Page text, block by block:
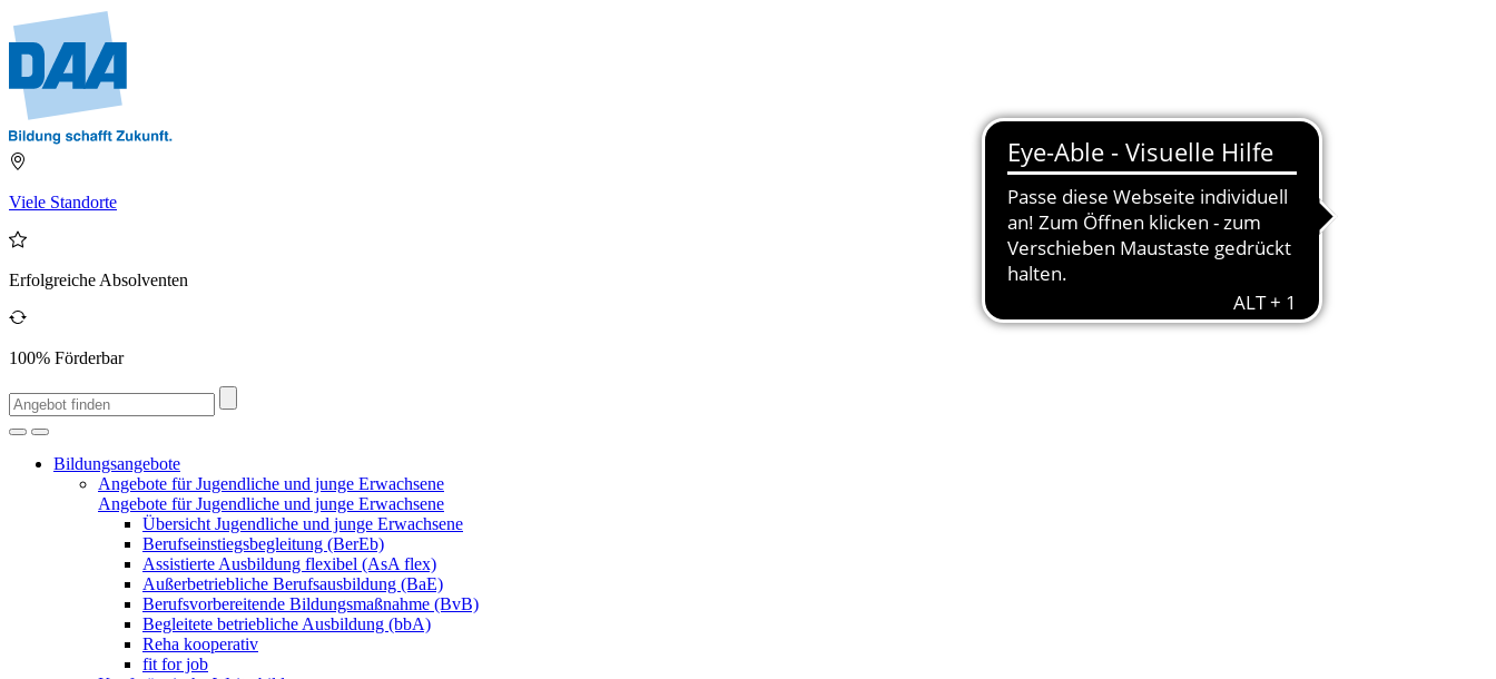
Viele Standorte
Erfolgreiche Absolventen
100% Förderbar
Bildungsangebote
Angebote für Jugendliche und junge Erwachsene
Angebote für Jugendliche und junge Erwachsene
Übersicht Jugendliche und junge Erwachsene
Berufseinstiegsbegleitung (BerEb)
Assistierte Ausbildung flexibel (AsA flex)
Außerbetriebliche Berufsausbildung (BaE)
Berufsvorbereitende Bildungsmaßnahme (BvB)
Begleitete betriebliche Ausbildung (bbA)
Reha kooperativ
fit for job